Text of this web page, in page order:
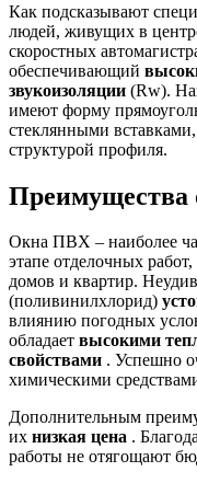
Как подсказывают
людей, живущих в
скоростных
обеспечивающий
звукоизоляции (Rw).
имеют форму
стеклянными
структурой профиля.
Окна ПВХ – наиболее
этапе отделочных
домов и квартир.
(поливинилхлорид)
влиянию погодных
обладает высокими
свойствами . Успешно
химическими
Дополнительным
их низкая цена .
работы не отягощают